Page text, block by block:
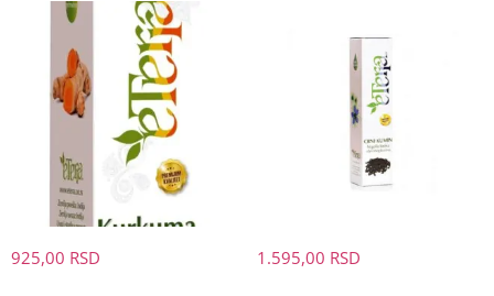
925,00 RSD 1.595,00 RSD